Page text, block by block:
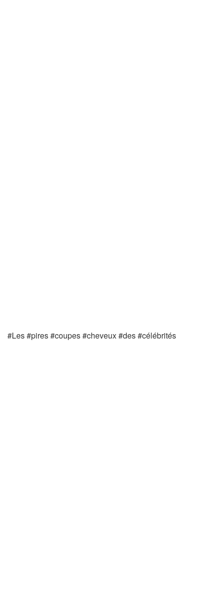
#Les #pires #coupes #cheveux #des #célébrités